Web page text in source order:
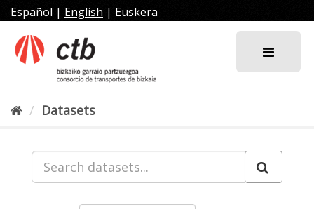
Skip
to
content
Español | English | Euskera
Datasets